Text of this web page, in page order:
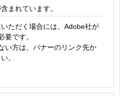
まれています。
ただく場合には、Adobe社が
です。
い方は、バナーのリンク先か
。